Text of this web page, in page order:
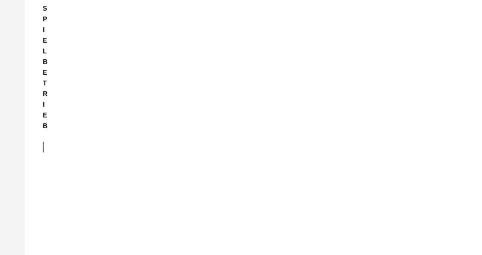
S
P
I
E
L
B
E
T
R
I
E
B